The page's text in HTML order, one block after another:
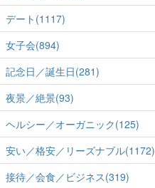
デート(1117)
女子会(894)
記念日／誕生日(281)
夜景／絶景(93)
ヘルシー／オーガニック(125)
安い／格安／リーズナブル(1172)
接待／会食／ビジネス(319)